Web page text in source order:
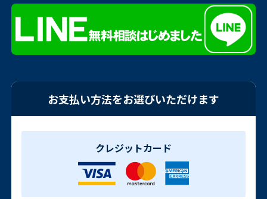
お支払い方法をお選びいただけます
クレジットカード